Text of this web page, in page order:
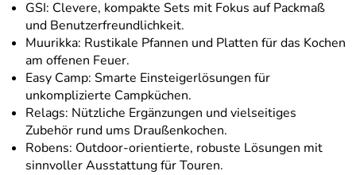
GSI: Clevere, kompakte Sets mit Fokus auf Packmaß
und Benutzerfreundlichkeit.
Muurikka: Rustikale Pfannen und Platten für das Kochen
am offenen Feuer.
Easy Camp: Smarte Einsteigerlösungen für
unkomplizierte Campküchen.
Relags: Nützliche Ergänzungen und vielseitiges
Zubehör rund ums Draußenkochen.
Robens: Outdoor-orientierte, robuste Lösungen mit
sinnvoller Ausstattung für Touren.